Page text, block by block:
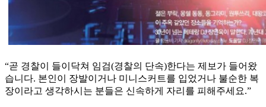
“곧 경찰이 들이닥쳐 임검(경찰의 단속)한다는 제보가 들어왔
습니다. 본인이 장발이거나 미니스커트를 입었거나 불순한 복
장이라고 생각하시는 분들은 신속하게 자리를 피해주세요.”